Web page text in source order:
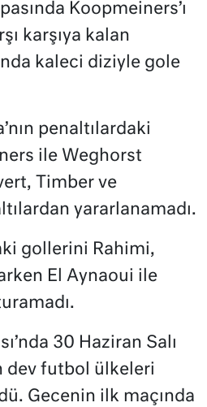
Koopmeiners’ı
karşıya kalan
kaleci diziyle gole
penaltılardaki
ile Weghorst
Timber ve
yararlanamadı.
gollerini Rahimi,
El Aynaoui ile
30 Haziran Salı
dev futbol ülkeleri
Gecenin ilk maçında